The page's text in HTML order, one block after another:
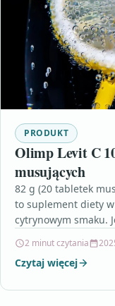
PRODUKT
Olimp Levit C
musujących
82 g (20 tabletek
to suplement diety
cytrynowym smaku.
2 minut czytania
Czytaj więcej